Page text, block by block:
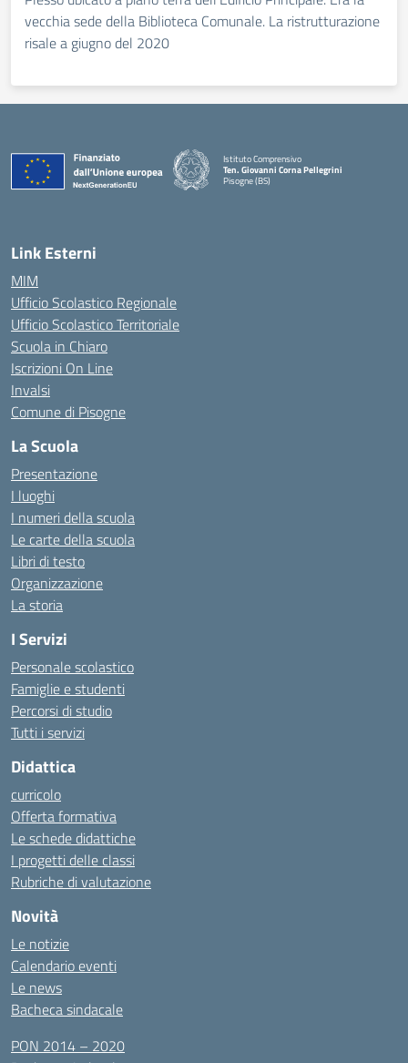
vecchia sede della Biblioteca Comunale. La ristrutturazione
risale a giugno del 2020
Istituto Comprensivo
Ten. Giovanni Corna Pellegrini
Pisogne (BS)
— Visita la pagina iniziale della scuola
Link Esterni
MIM
Ufficio Scolastico Regionale
Ufficio Scolastico Territoriale
Scuola in Chiaro
Iscrizioni On Line
Invalsi
Comune di Pisogne
La Scuola
Presentazione
I luoghi
I numeri della scuola
Le carte della scuola
Libri di testo
Organizzazione
La storia
I Servizi
Personale scolastico
Famiglie e studenti
Percorsi di studio
Tutti i servizi
Didattica
curricolo
Offerta formativa
Le schede didattiche
I progetti delle classi
Rubriche di valutazione
Novità
Le notizie
Calendario eventi
Le news
Bacheca sindacale
PON 2014 – 2020